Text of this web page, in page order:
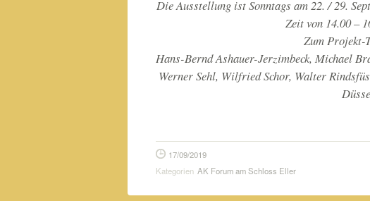
Die Ausstellung ist Sonntags am 22. / 29.
Zeit von 14.00 –
Zum Projekt-
Hans-Bernd Ashauer-Jerzimbeck, Michael
Werner Sehl, Wilfried Schor, Walter
17/09/2019
Kategorien AK Forum am Schloss Eller